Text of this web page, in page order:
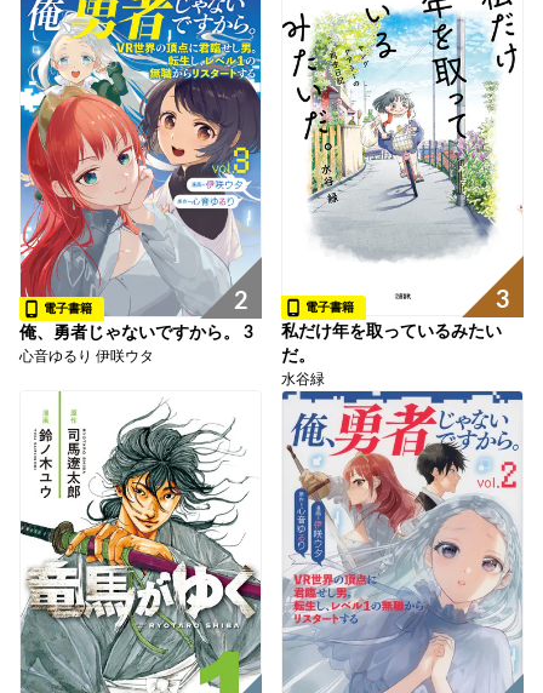
2
電子書籍
俺、勇者じゃないですから。 3
心音ゆるり 伊咲ウタ
3
電子書籍
私だけ年を取っているみたい
だ。
水谷緑